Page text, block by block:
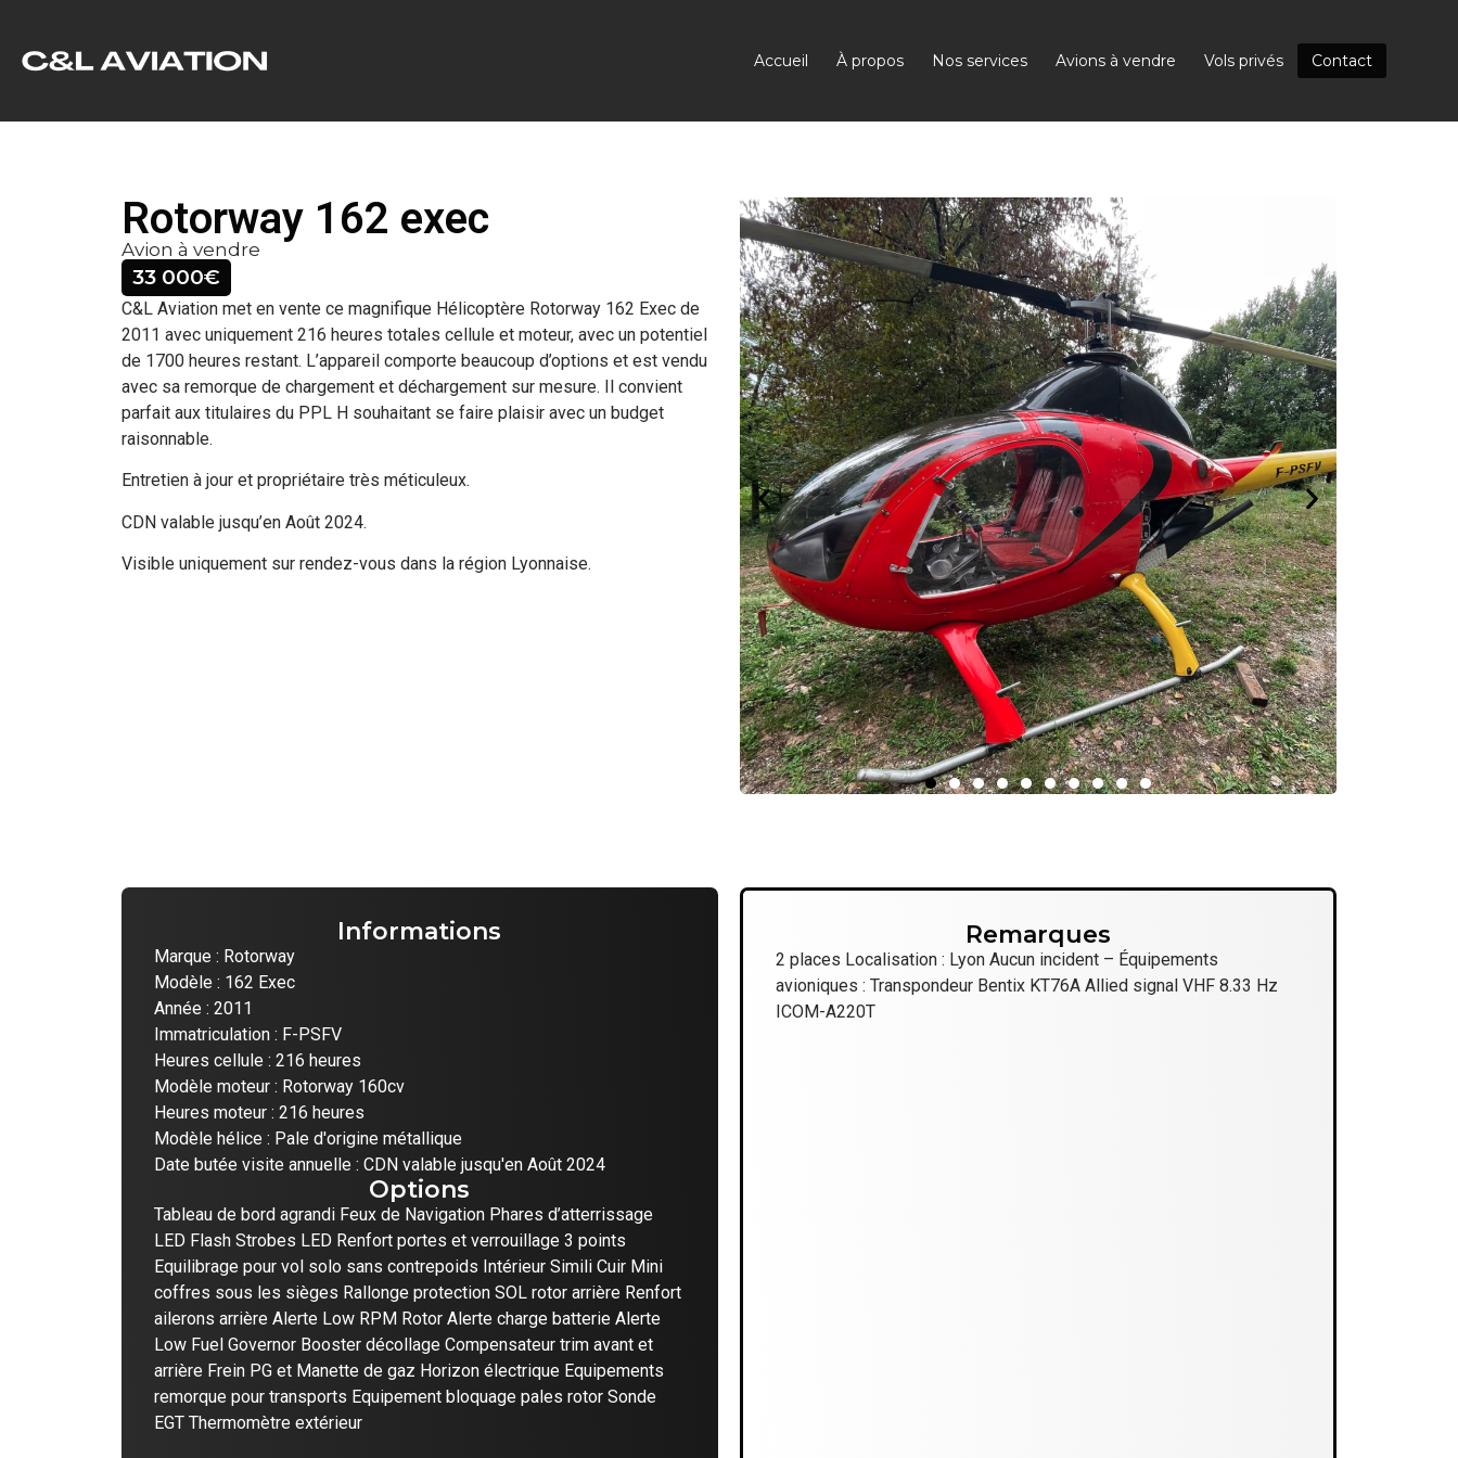
Accueil À propos Nos services Avions à vendre Vols privés Contact
Rotorway 162 exec
Avion à vendre
33 000€
C&L Aviation met en vente ce magnifique Hélicoptère Rotorway 162 Exec de
2011 avec uniquement 216 heures totales cellule et moteur, avec un potentiel
de 1700 heures restant. L’appareil comporte beaucoup d’options et est vendu
avec sa remorque de chargement et déchargement sur mesure. Il convient
parfait aux titulaires du PPL H souhaitant se faire plaisir avec un budget
raisonnable.
Entretien à jour et propriétaire très méticuleux.
CDN valable jusqu’en Août 2024.
Visible uniquement sur rendez-vous dans la région Lyonnaise.
Informations
Marque : Rotorway
Modèle : 162 Exec
Année : 2011
Immatriculation : F-PSFV
Heures cellule : 216 heures
Modèle moteur : Rotorway 160cv
Heures moteur : 216 heures
Modèle hélice : Pale d'origine métallique
Date butée visite annuelle : CDN valable jusqu'en Août 2024
Options
Tableau de bord agrandi Feux de Navigation Phares d’atterrissage
LED Flash Strobes LED Renfort portes et verrouillage 3 points
Equilibrage pour vol solo sans contrepoids Intérieur Simili Cuir Mini
coffres sous les sièges Rallonge protection SOL rotor arrière Renfort
ailerons arrière Alerte Low RPM Rotor Alerte charge batterie Alerte
Low Fuel Governor Booster décollage Compensateur trim avant et
arrière Frein PG et Manette de gaz Horizon électrique Equipements
remorque pour transports Equipement bloquage pales rotor Sonde
EGT Thermomètre extérieur
Remarques
2 places Localisation : Lyon Aucun incident – Équipements
avioniques : Transpondeur Bentix KT76A Allied signal VHF 8.33 Hz
ICOM-A220T